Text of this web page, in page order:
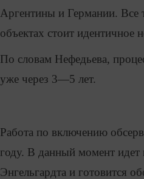
Аргентины и Германии. Все
объектах стоит идентичное
По словам Нефедьева,
уже через 3—5 лет.
Работа по включению
году. В данный момент
Энгельгардта и готовится